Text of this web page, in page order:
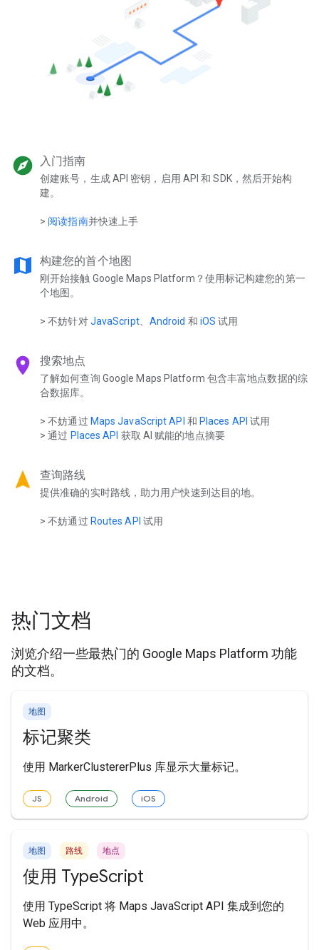
explore 入门指南
创建账号，生成 API 密钥，启用 API 和 SDK，然后开始构
建。
> 阅读指南并快速上手
map 构建您的首个地图
刚开始接触 Google Maps Platform？使用标记构建您的第一
个地图。
> 不妨针对JavaScript、 Android 和 iOS 试用
location_on 搜索地点
了解如何查询 Google Maps Platform 包含丰富地点数据的综
合数据库。
> 不妨通过 Maps JavaScript API 和 Places API 试用
> 通过 Places API 获取 AI 赋能的地点摘要
navigation 查询路线
提供准确的实时路线，助力用户快速到达目的地。
> 不妨通过 Routes API 试用
热门文档
浏览介绍一些最热门的 Google Maps Platform 功能
的文档。
地图
标记聚类
使用 MarkerClustererPlus 库显示大量标记。
JS Android iOS
地图 路线 地点
使用 TypeScript
使用 TypeScript 将 Maps JavaScript API 集成到您的
Web 应用中。